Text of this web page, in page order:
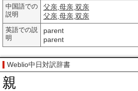
中国語での
説明
父亲 母亲 双亲
父亲 母亲 双亲
英語での説
明
parent
parent
Weblio中日対訳辞書
親